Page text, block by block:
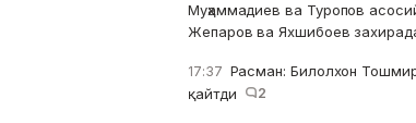
Муҳаммадиев ва Туропов
Жепаров ва Яхшибоев
17:37 Расман: Билолхон
қайтди
2